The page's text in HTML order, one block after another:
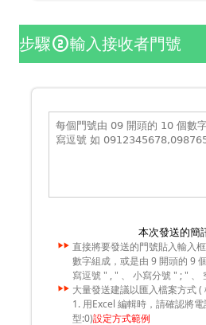
步驟counter_2輸入接收者門號
本次發送的簡
直接將要發送的門號貼入輸入
數字組成，或是由 9 開頭的 9
寫逗號 " , " 、 小寫分號 " ; " 、
大量發送建議以匯入檔案方式 (
1. 用Excel 編輯時，請確認將
型:0)設定方式範例